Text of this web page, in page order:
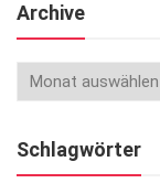
Archive
Schlagwörter